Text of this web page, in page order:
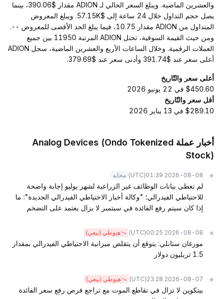
والعشرين الماضية. ويبلغ السعر الحالي لـ ADION مقدار $390.06، بينما
يصل حجم التداول خلال 24 ساعة إلى $57.15K. ويبلغ المعروض
المتداول من ADION مقدار 10.75، فيما يبلغ الحد الأقصى للمعروض --.
ومن حيث القيمة السوقية، تحتل ADION المرتبة 11950 بين جميع
العملات الرقمية. وخلال الساعات الأربع والعشرين الماضية، سجل ADION
أعلى سعر عند $391.74 وأدنى سعر عند $379.69.
أعلى سعر والتّاريخ
$450.60 في 22 يونيو 2026
أقل سعر والتّاريخ
$289.10 في 13 يناير 2026
أخبار عملة Analog Devices (Ondo Tokenized
Stock)
2026-08-08 01:39
(UTC) محايد
لم تعطى بيانات الوظائف غير الزراعية لشهر يوليو إجابة واضحة
للاحتياطي الفيدرالي؛ "وكالة أخبار الاحتياطي الفيدرالي الجديدة": ما
إذا كان سيتم رفع الفائدة في سبتمبر لا يزال يعتمد على التضخم
2026-08-08 00:25
(UTC) هبوطي (بيعي)
مورغان ستانلي: يتوقع أن يتقلص ميزانية الاحتياطي الفيدرالي بمقدار
1.5 تريليون دولار
2026-08-07 23:28
(UTC) هبوطي (بيعي)
بيتكوين لا تزال في تقاطع الموت مع تراجع فرص رفع سعر الفائدة